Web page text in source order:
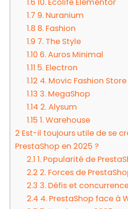
1.7 9. Nuranium
1.8 8. Fashion
1.9 7. The Style
1.10 6. Auros Minimal
1.11 5. Electron
1.12 4. Movic Fashion Store
1.13 3. MegaShop
1.14 2. Alysum
1.15 1. Warehouse
2 Est-il toujours utile de se
PrestaShop en 2025 ?
2.1 1. Popularité de
2.2 2. Forces de
2.3 3. Défis et
2.4 4. PrestaShop face à